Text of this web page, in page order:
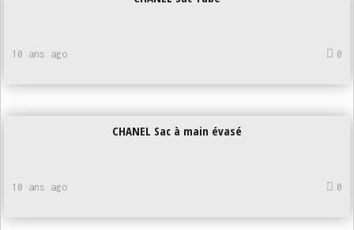
0
10 ans ago
CHANEL Sac à main évasé
0
10 ans ago